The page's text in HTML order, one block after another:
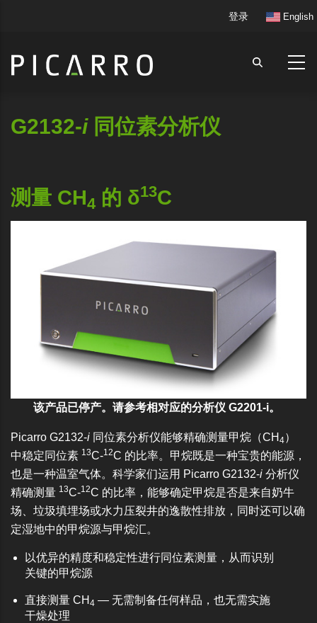
User
登录 English
G2132-i同位素分析仪
测量 CH4 的 δ13C
该产品已停产。请参考相对应的分析仪 G2201-i。
Picarro G2132-i 同位素分析仪能够精确测量甲烷（CH 4）
中稳定同位素 13C-12C 的比率。甲烷既是一种宝贵的能源，
也是一种温室气体。科学家们运用 Picarro G2132-i 分析仪
精确测量 13C-12C 的比率，能够确定甲烷是否是来自奶牛
场、垃圾填埋场或水力压裂井的逸散性排放，同时还可以确
定湿地中的甲烷源与甲烷汇。
以优异的精度和稳定性进行同位素测量，从而识别
关键的甲烷源
直接测量 CH 4 — 无需制备任何样品，也无需实施
干燥处理